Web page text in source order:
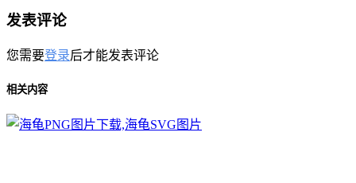
发表评论
您需要登录后才能发表评论
相关内容